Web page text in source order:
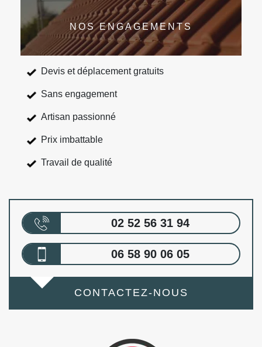
NOS ENGAGEMENTS
Devis et déplacement gratuits
Sans engagement
Artisan passionné
Prix imbattable
Travail de qualité
02 52 56 31 94
06 58 90 06 05
CONTACTEZ-NOUS